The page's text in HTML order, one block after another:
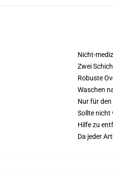
Nicht-
Zwei
Robuste
Waschen
Nur für
Sollte nicht
Hilfe zu
Da jeder